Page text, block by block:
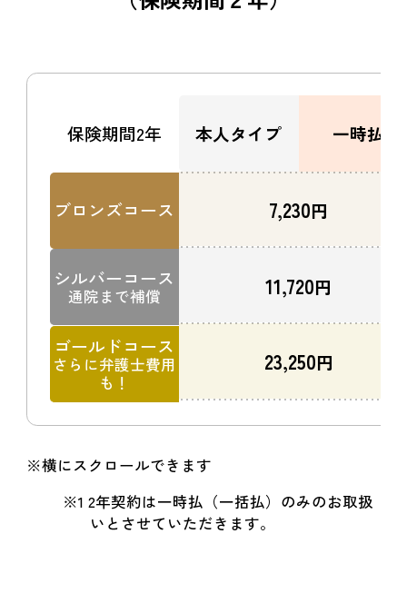
保険期間2年
ブロンズコース
シルバーコース
通院まで補償
ゴールドコース
さらに弁護士費用
も！
本人タイプ 一時払
7,230円
11,720円
23,250円
※横にスクロールできます
※1 2年契約は一時払（一括払）のみのお取扱
いとさせていただきます。